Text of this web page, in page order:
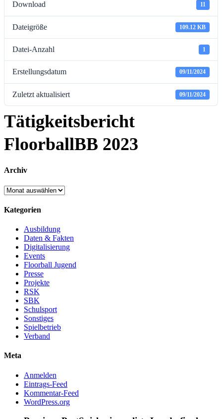
Download 11
Dateigröße 109.12 KB
Datei-Anzahl 1
Erstellungsdatum 09/11/2024
Zuletzt aktualisiert 09/11/2024
Tätigkeitsbericht
FloorballBB 2023
Archiv
Archiv
Kategorien
Ausbildung
Daten & Fakten
Digitalisierung
Events
Floorball Jugend
Presse
Projekte
RSK
SBK
Schulsport
Sonstiges
Spielbetrieb
Verband
Meta
Anmelden
Eintrags-Feed
Kommentar-Feed
WordPress.org